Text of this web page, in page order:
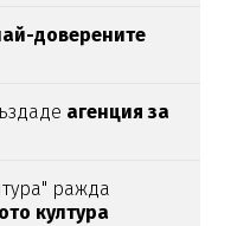
доверените
агенция за
ражда
култура